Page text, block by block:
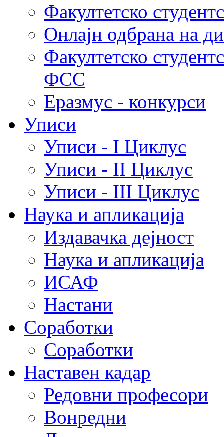
Факултетско
Онлајн одбрана на
Факултетско
ФСС
Еразмус - конкурси
Уписи
Уписи - I Циклус
Уписи - II Циклус
Уписи - III Циклус
Наука и апликација
Издавачка дејност
Наука и апликација
ИСАФ
Настани
Соработки
Соработки
Наставен кадар
Редовни професори
Вонредни